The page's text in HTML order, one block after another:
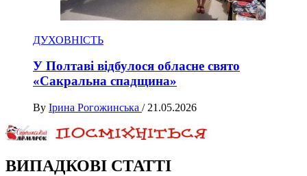
ДУХОВНІСТЬ
У Полтаві відбулося обласне свято
«Сакральна спадщина»
By Ірина Рогожинська / 21.05.2026
ВИПАДКОВІ СТАТТІ